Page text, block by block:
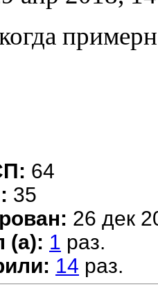
64
35
26 дек
(а): 1 раз.
14 раз.